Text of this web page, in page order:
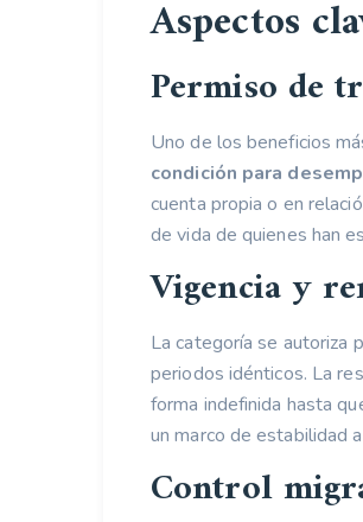
Aspectos
Permiso de
Uno de los beneficios
condición para
cuenta propia o en
de vida de quienes han
Vigencia y
La categoría se autoriza
periodos idénticos. La
forma indefinida hasta
un marco de estabilidad
Control